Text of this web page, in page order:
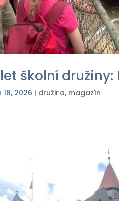
školní družiny:
18, 2026 | družina, magazín